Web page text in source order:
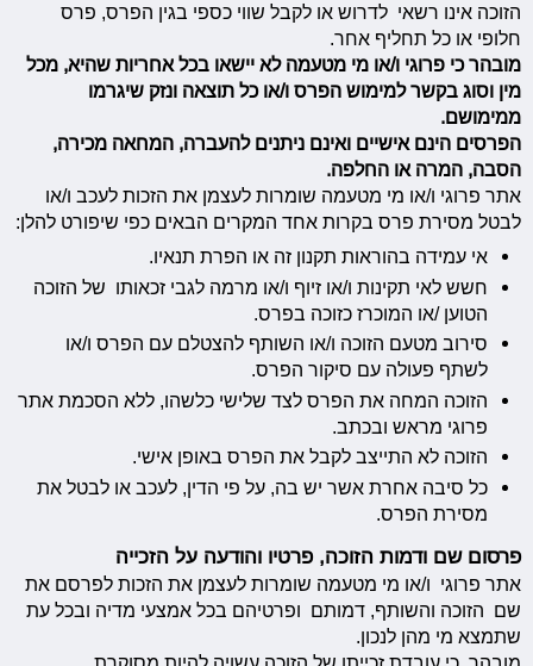
הזוכה אינו רשאי לדרוש או לקבל שווי כספי בגין הפרס, פרס
חלופי או כל תחליף אחר.
מובהר כי פרוגי ו/או מי מטעמה לא יישאו בכל אחריות שהיא, מכל
מין וסוג בקשר למימוש הפרס ו/או כל תוצאה ונזק שיגרמו
ממימושם.
הפרסים הינם אישיים ואינם ניתנים להעברה, המחאה מכירה,
הסבה, המרה או החלפה.
אתר פרוגי ו/או מי מטעמה שומרות לעצמן את הזכות לעכב ו/או
לבטל מסירת פרס בקרות אחד המקרים הבאים כפי שיפורט להלן:
אי עמידה בהוראות תקנון זה או הפרת תנאיו.
חשש לאי תקינות ו/או זיוף ו/או מרמה לגבי זכאותו של הזוכה
הטוען /או המוכרז כזוכה בפרס.
סירוב מטעם הזוכה ו/או השותף להצטלם עם הפרס ו/או
לשתף פעולה עם סיקור הפרס.
הזוכה המחה את הפרס לצד שלישי כלשהו, ללא הסכמת אתר
פרוגי מראש ובכתב.
הזוכה לא התייצב לקבל את הפרס באופן אישי.
כל סיבה אחרת אשר יש בה, על פי הדין, לעכב או לבטל את
מסירת הפרס.
פרסום שם ודמות הזוכה, פרטיו והודעה על הזכייה
אתר פרוגי ו/או מי מטעמה שומרות לעצמן את הזכות לפרסם את
שם הזוכה והשותף, דמותם ופרטיהם בכל אמצעי מדיה ובכל עת
שתמצא מי מהן לנכון.